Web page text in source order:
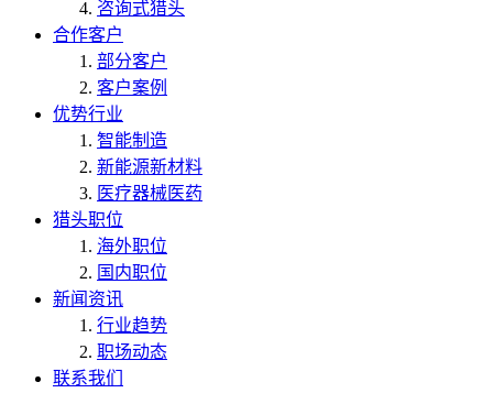
咨询式猎头
合作客户
部分客户
客户案例
优势行业
智能制造
新能源新材料
医疗器械医药
猎头职位
海外职位
国内职位
新闻资讯
行业趋势
职场动态
联系我们